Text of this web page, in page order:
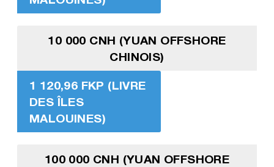
10 000 CNH (YUAN OFFSHORE
CHINOIS)
1 120,96 FKP (LIVRE
DES ÎLES
MALOUINES)
100 000 CNH (YUAN OFFSHORE